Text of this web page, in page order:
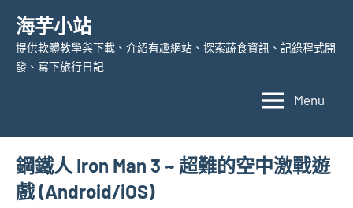
content
海芋小站
提供軟體教學與下載、介紹有趣網站、探索蔬食資訊、記錄程式開
發、寫下旅行日記
Menu
鋼鐵人 Iron Man 3 ~ 超難的空中激戰遊
戲 (Android/iOS)